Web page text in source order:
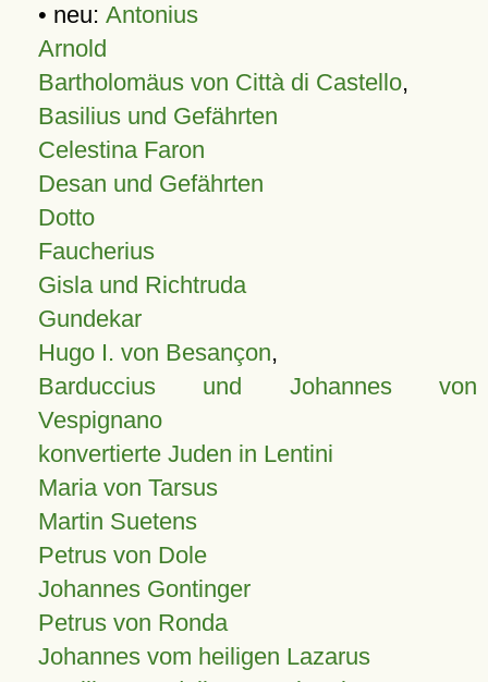
• neu: Antonius
Arnold
Bartholomäus von Città di Castello,
Basilius und Gefährten
Celestina Faron
Desan und Gefährten
Dotto
Faucherius
Gisla und Richtruda
Gundekar
Hugo I. von Besançon,
Barduccius und Johannes von
Vespignano
konvertierte Juden in Lentini
Maria von Tarsus
Martin Suetens
Petrus von Dole
Johannes Gontinger
Petrus von Ronda
Johannes vom heiligen Lazarus